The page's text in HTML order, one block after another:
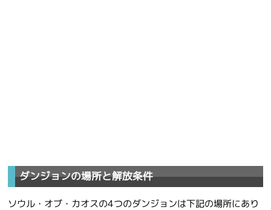
ダンジョンの場所と解放条件
ソウル・オブ・カオスの4つのダンジョンは下記の場所にあり